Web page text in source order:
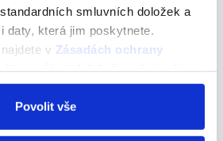
smluvních doložek a
daty, která jim poskytnete.
v Zásadách ochrany
případně se obrátit na
Povolit vše
her turn